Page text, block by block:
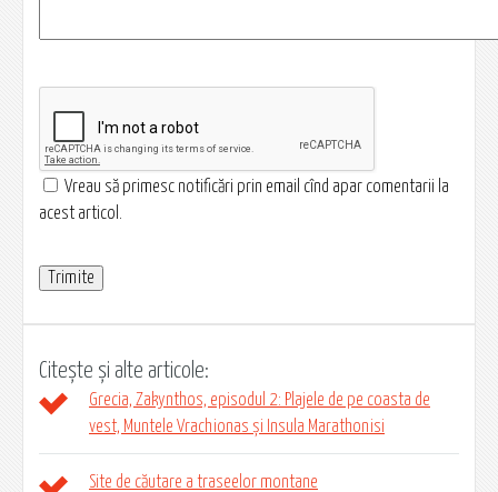
Vreau să primesc notificări prin email cînd apar comentarii la
acest articol.
Citește și alte articole:
Grecia, Zakynthos, episodul 2: Plajele de pe coasta de
vest, Muntele Vrachionas și Insula Marathonisi
Site de căutare a traseelor montane